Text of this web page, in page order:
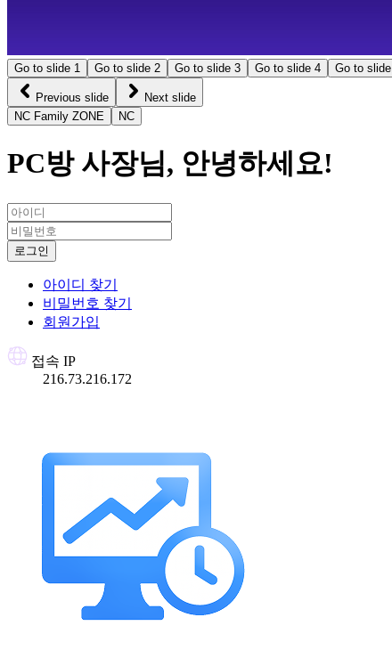
Go to slide 1 Go to slide 2 Go to slide 3 Go to slide 4 Go to slide
Previous slide
Next slide
NC Family ZONE
NC
PC방 사장님, 안녕하세요!
로그인
아이디 찾기
비밀번호 찾기
회원가입
접속 IP
216.73.216.172